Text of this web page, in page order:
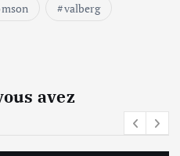
valberg
avez